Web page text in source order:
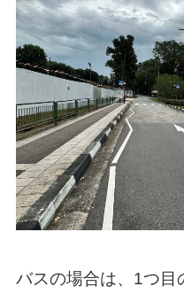
バスの場合は、1つ目